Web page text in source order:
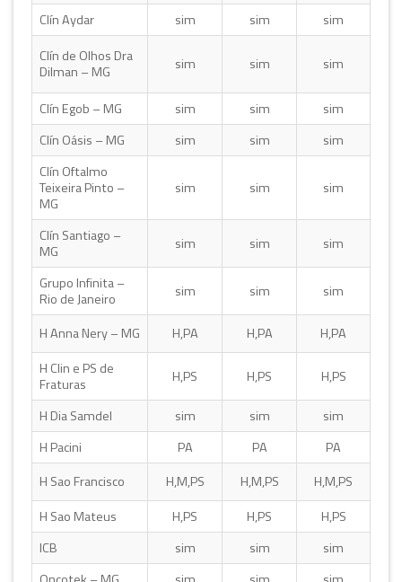
Clín Aydar
sim sim
sim
Clín de Olhos Dra
Dilman – MG
sim sim sim
Clín Egob – MG sim sim
sim
Clín Oásis – MG
sim sim
sim
Clín Oftalmo
Teixeira Pinto –
MG
sim sim sim
Clín Santiago –
MG
sim sim
sim
Grupo Infinita –
Rio de Janeiro
sim sim sim
H Anna Nery – MG H,PA H,PA
H,PA
H Clin e PS de
Fraturas
H,PS H,PS
H,PS
H Dia Samdel
sim sim
sim
H Pacini
PA PA
PA
H Sao Francisco
H,M,PS H,M,PS
H,M,PS
H Sao Mateus
H,PS H,PS
H,PS
ICB
sim sim
sim